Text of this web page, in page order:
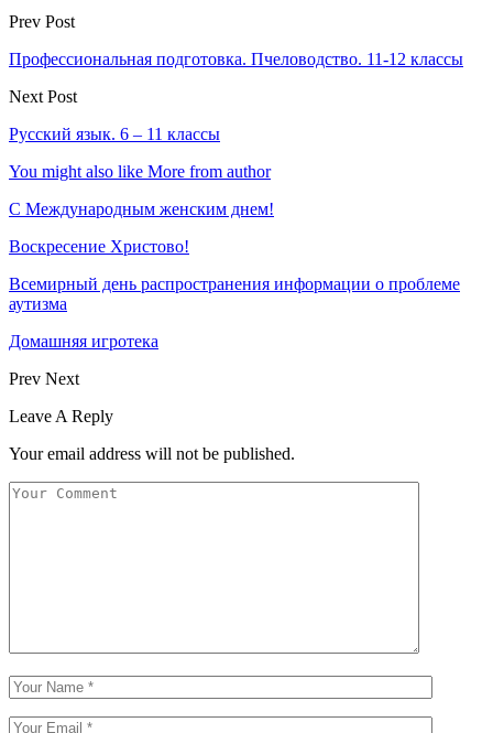
Prev Post
Профессиональная подготовка. Пчеловодство. 11-12 классы
Next Post
Русский язык. 6 – 11 классы
You might also like More from author
С Международным женским днем!
Воскресение Xристово!
Всемирный день распространения информации о проблеме
аутизма
Домашняя игротека
Prev Next
Leave A Reply
Your email address will not be published.